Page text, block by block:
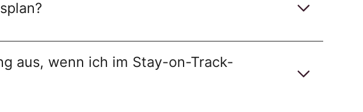
aus, wenn ich im Stay-on-Track-